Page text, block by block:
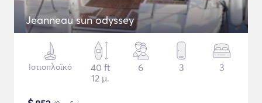
Jeanneau sun odyssey
Ιστιοπλοϊκό
40 ft
12 μ.
6 3 3